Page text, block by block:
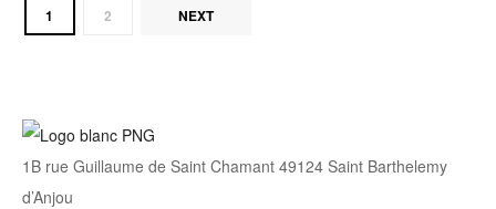
1 2 NEXT
1B rue Guillaume de Saint Chamant 49124 Saint Barthelemy
d’Anjou